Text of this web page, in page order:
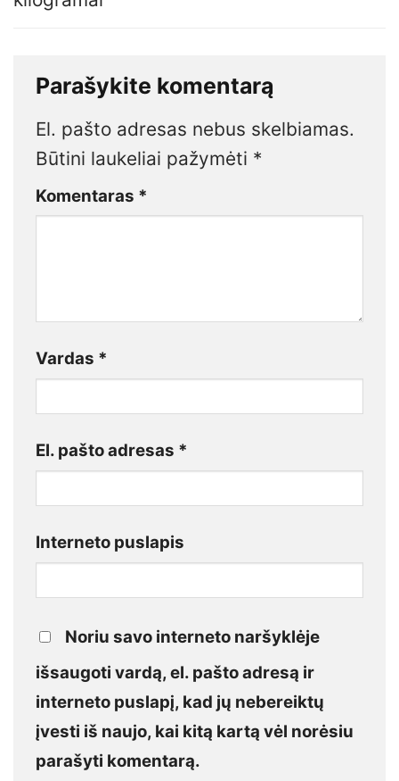
Parašykite komentarą
El. pašto adresas nebus skelbiamas.
Būtini laukeliai pažymėti *
Komentaras *
Vardas *
El. pašto adresas *
Interneto puslapis
Noriu savo interneto naršyklėje
išsaugoti vardą, el. pašto adresą ir
interneto puslapį, kad jų nebereiktų
įvesti iš naujo, kai kitą kartą vėl norėsiu
parašyti komentarą.